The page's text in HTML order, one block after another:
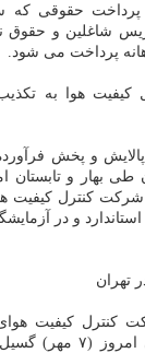
پرداخت حقوقی كه
شاغلین و حقوق
پرداخت می شود.
هوا به تكذیب
و پخش
طی بهار و تابستان
كنترل كیفیت
و در
تهران
كنترل كیفیت
شدید در پایتخت طی